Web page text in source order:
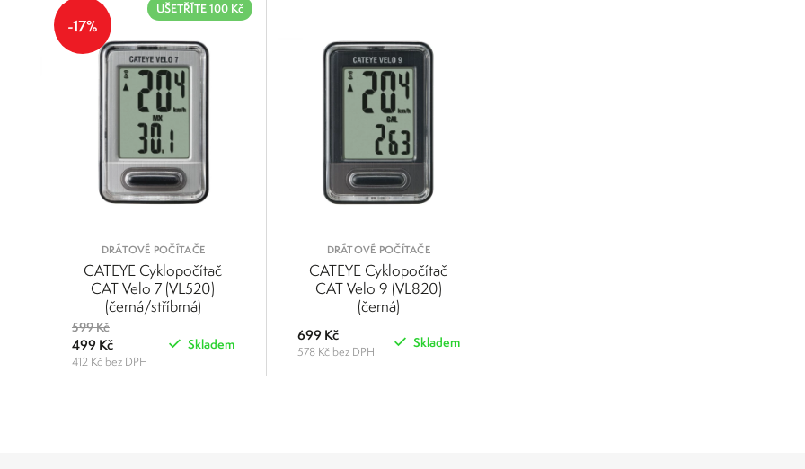
250 750 1 000
-17%
UŠETŘÍTE 100 Kč
DRÁTOVÉ POČÍTAČE
CATEYE Cyklopočítač
CAT Velo 7 (VL520)
(černá/stříbrná)
599 Kč
499 Kč
412 Kč bez DPH
Skladem
DRÁTOVÉ POČÍTAČE
CATEYE Cyklopočítač
CAT Velo 9 (VL820)
(černá)
699 Kč
578 Kč bez DPH
Skladem